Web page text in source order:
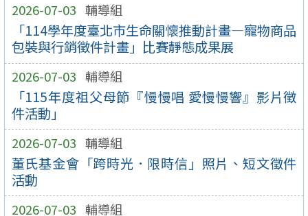
2026-07-03 輔導組
「114學年度臺北市生命關懷推動計畫—寵物商品
包裝與行銷徵件計畫」比賽靜態成果展
2026-07-03 輔導組
「115年度祖父母節『慢慢唱 愛慢慢響』影片徵
件活動」
2026-07-03 輔導組
董氏基金會「跨時光．限時信」照片、短文徵件
活動
2026-07-03 輔導組